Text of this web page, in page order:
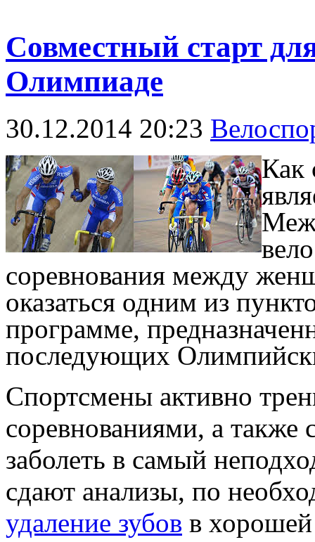
Совместный старт
Олимпиаде
30.12.2014 20:23
Как
соревнования между
оказаться одним из
программе,
последующих
Спортсмены активно
соревнованиями, а также
заболеть в самый
сдают анализы, по
удаление зубов в